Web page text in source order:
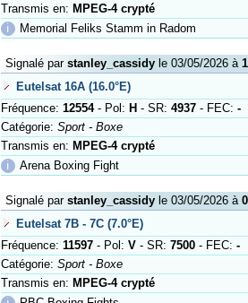
Transmis en: MPEG-4 crypté
ℹ
Memorial Feliks Stamm in Radom
Signalé par stanley_cassidyle 03/05/2026 à
Eutelsat 16A (16.0°E)
Fréquence: 12554- Pol: H - SR: 4937- FEC: -
Catégorie: Sport - Boxe
Transmis en: MPEG-4 crypté
ℹ
Arena Boxing Fight
Signalé par stanley_cassidyle 03/05/2026 à
Eutelsat 7B - 7C (7.0°E)
Fréquence: 11597- Pol: V- SR: 7500- FEC: -
Catégorie: Sport - Boxe
Transmis en: MPEG-4 crypté